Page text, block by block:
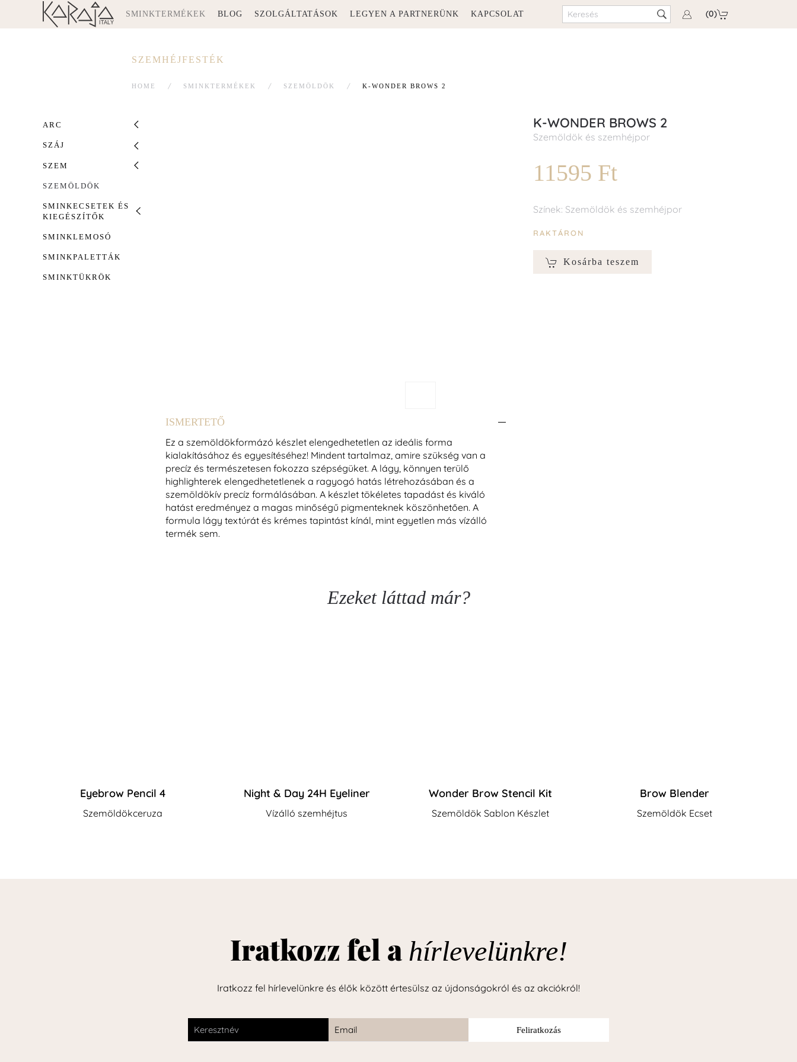
SMINKTERMÉKEK BLOG SZOLGÁLTATÁSOK LEGYEN A PARTNERÜNK KAPCSOLAT (0)
SZEMHÉJFESTÉK
HOME SMINKTERMÉKEK SZEMÖLDÖK K-WONDER BROWS 2
ARC
SZÁJ
SZEM
SZEMÖLDÖK
SMINKECSETEK ÉS
KIEGÉSZÍTŐK
SMINKLEMOSÓ
SMINKPALETTÁK
SMINKTÜKRÖK
ISMERTETŐ
Ez a szemöldökformázó készlet elengedhetetlen az ideális forma
kialakításához és egyesítéséhez! Mindent tartalmaz, amire szükség van a
precíz és természetesen fokozza szépségüket. A lágy, könnyen terülő
highlighterek elengedhetetlenek a ragyogó hatás létrehozásában és a
szemöldökív precíz formálásában. A készlet tökéletes tapadást és kiváló
hatást eredményez a magas minőségű pigmenteknek köszönhetően. A
formula lágy textúrát és krémes tapintást kínál, mint egyetlen más vízálló
termék sem.
K-WONDER BROWS 2
Szemöldök és szemhéjpor
11595 Ft
Színek: Szemöldök és szemhéjpor
RAKTÁRON
Kosárba teszem
Ezeket láttad már?
Eyebrow Pencil 4
Szemöldökceruza
Night & Day 24H Eyeliner
Vízálló szemhéjtus
Wonder Brow Stencil Kit
Szemöldök Sablon Készlet
Brow Blender
Szemöldök Ecset
Iratkozz fel a hírlevelünkre!
Iratkozz fel hírlevelünkre és élők között értesülsz az újdonságokról és az akciókról!
Feliratkozás